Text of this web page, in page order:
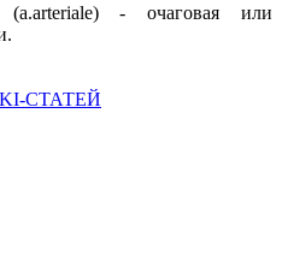
(a.arteriale) - очаговая или
СТАТЕЙ